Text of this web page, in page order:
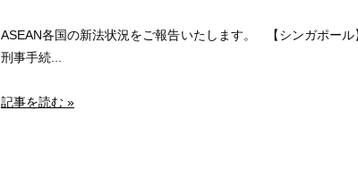
ASEAN各国の新法状況をご報告いたします。 【シンガポール
刑事手続...
記事を読む »